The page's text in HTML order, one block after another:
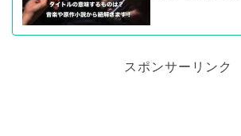
スポンサーリンク